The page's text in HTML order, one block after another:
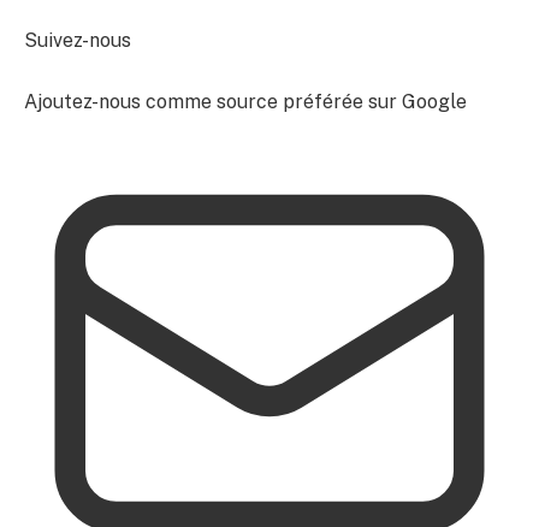
Suivez-nous
Ajoutez-nous comme source préférée sur Google